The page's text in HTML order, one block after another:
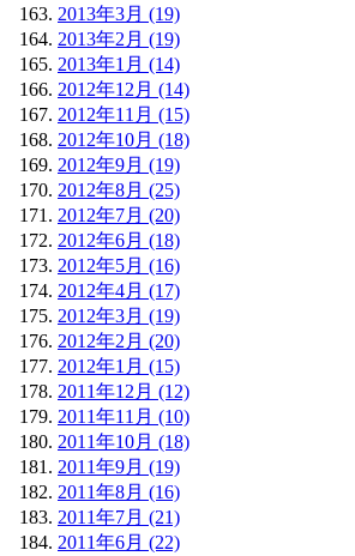
2013年3月 (19)
2013年2月 (19)
2013年1月 (14)
2012年12月 (14)
2012年11月 (15)
2012年10月 (18)
2012年9月 (19)
2012年8月 (25)
2012年7月 (20)
2012年6月 (18)
2012年5月 (16)
2012年4月 (17)
2012年3月 (19)
2012年2月 (20)
2012年1月 (15)
2011年12月 (12)
2011年11月 (10)
2011年10月 (18)
2011年9月 (19)
2011年8月 (16)
2011年7月 (21)
2011年6月 (22)